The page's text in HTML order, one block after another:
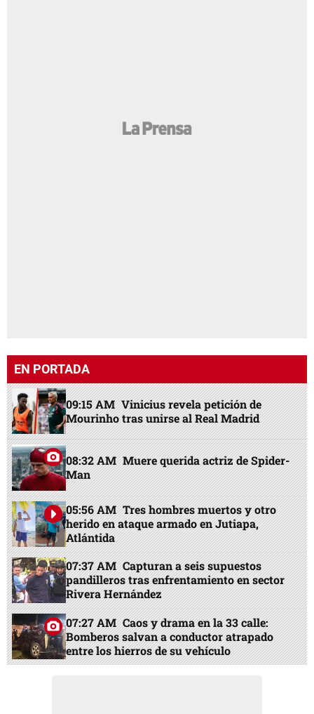
EN PORTADA
09:15 AM Vinicius revela petición de
Mourinho tras unirse al Real Madrid
08:32 AM Muere querida actriz de Spider-
Man
05:56 AM Tres hombres muertos y otro
herido en ataque armado en Jutiapa,
Atlántida
07:37 AM Capturan a seis supuestos
pandilleros tras enfrentamiento en sector
Rivera Hernández
07:27 AM Caos y drama en la 33 calle:
Bomberos salvan a conductor atrapado
entre los hierros de su vehículo